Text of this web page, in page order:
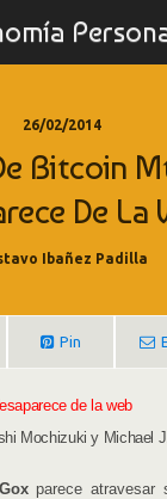
26/02/2014
Bitcoin
De La
Ibañez Padilla
Pin
de la web
Mochizuki y Michael
parece atravesar